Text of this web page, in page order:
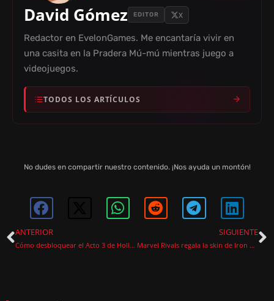
David Gómez EDITOR X
Redactor en EvelonGames. Me encantaría vivir en
una casita en la Pradera Mú-mú mientras juego a
videojuegos.
TODOS LOS ARTÍCULOS
No dudes en compartir nuestro contenido. ¡Nos ayuda un montón!
ANTERIOR
Cómo desbloquear el Acto 3 de Hollow Knight: Silksong
SIGUIENTE
Marvel Rivals regala la skin de Iron Man Modelo 42 por tiempo limitado